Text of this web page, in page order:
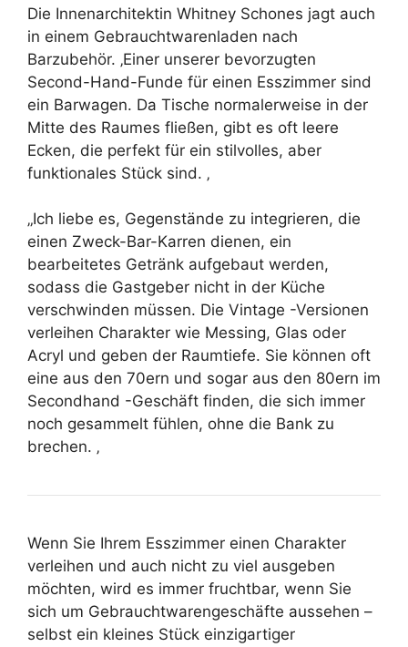
Die Innenarchitektin Whitney Schones jagt auch
in einem Gebrauchtwarenladen nach
Barzubehör. ‚Einer unserer bevorzugten
Second-Hand-Funde für einen Esszimmer sind
ein Barwagen. Da Tische normalerweise in der
Mitte des Raumes fließen, gibt es oft leere
Ecken, die perfekt für ein stilvolles, aber
funktionales Stück sind. ‚
„Ich liebe es, Gegenstände zu integrieren, die
einen Zweck-Bar-Karren dienen, ein
bearbeitetes Getränk aufgebaut werden,
sodass die Gastgeber nicht in der Küche
verschwinden müssen. Die Vintage -Versionen
verleihen Charakter wie Messing, Glas oder
Acryl und geben der Raumtiefe. Sie können oft
eine aus den 70ern und sogar aus den 80ern im
Secondhand -Geschäft finden, die sich immer
noch gesammelt fühlen, ohne die Bank zu
brechen. ‚
Wenn Sie Ihrem Esszimmer einen Charakter
verleihen und auch nicht zu viel ausgeben
möchten, wird es immer fruchtbar, wenn Sie
sich um Gebrauchtwarengeschäfte aussehen –
selbst ein kleines Stück einzigartiger